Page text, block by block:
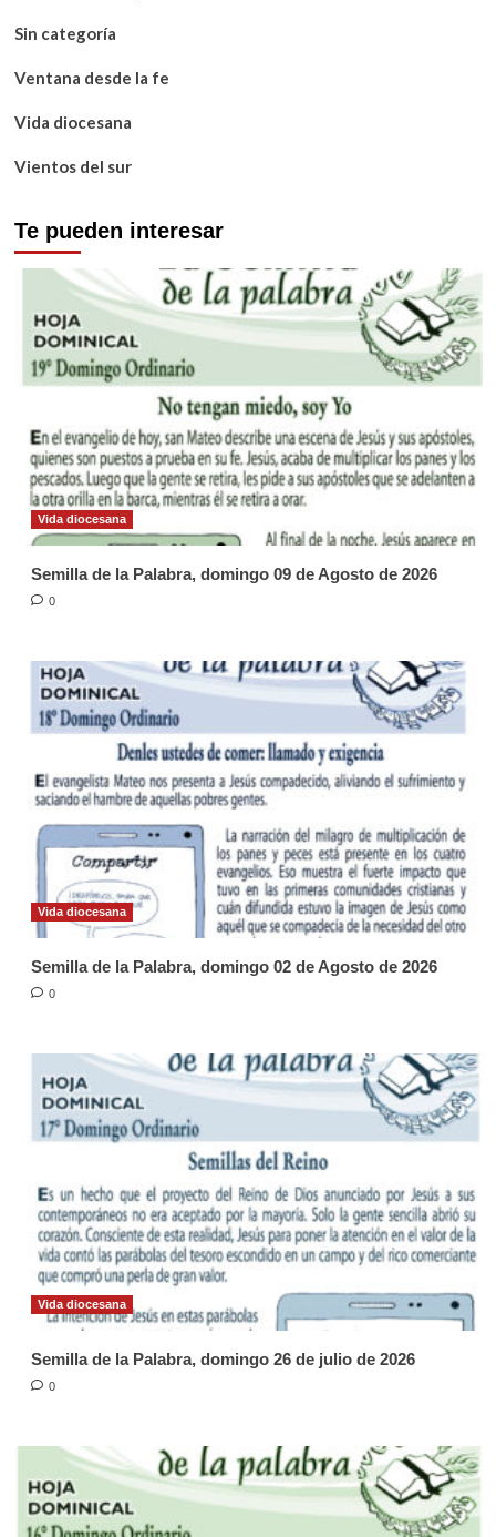
Sin categoría
Ventana desde la fe
Vida diocesana
Vientos del sur
Te pueden interesar
Vida diocesana
Semilla de la Palabra, domingo 09 de Agosto de 2026
0
Vida diocesana
Semilla de la Palabra, domingo 02 de Agosto de 2026
0
Vida diocesana
Semilla de la Palabra, domingo 26 de julio de 2026
0